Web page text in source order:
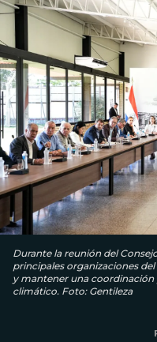
Durante la reunión del
principales organizaciones
y mantener una
climático. Foto: Gentileza